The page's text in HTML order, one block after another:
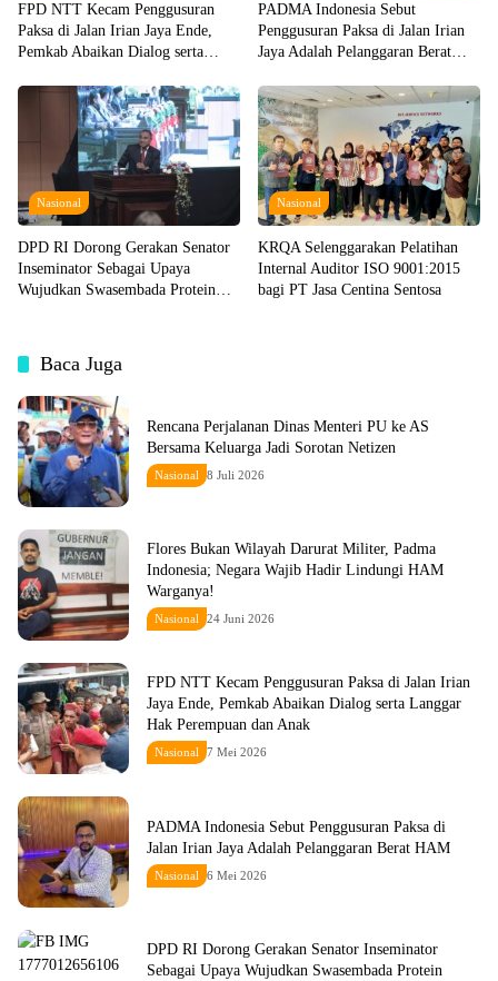
FPD NTT Kecam Penggusuran
Paksa di Jalan Irian Jaya Ende,
Pemkab Abaikan Dialog serta
PADMA Indonesia Sebut
Penggusuran Paksa di Jalan Irian
Jaya Adalah Pelanggaran Berat
Nasional
DPD RI Dorong Gerakan Senator
Inseminator Sebagai Upaya
Wujudkan Swasembada Protein
Nasional
KRQA Selenggarakan Pelatihan
Internal Auditor ISO 9001:2015
bagi PT Jasa Centina Sentosa
Baca Juga
Rencana Perjalanan Dinas Menteri PU ke AS
Bersama Keluarga Jadi Sorotan Netizen
Nasional 8 Juli 2026
Flores Bukan Wilayah Darurat Militer, Padma
Indonesia; Negara Wajib Hadir Lindungi HAM
Warganya!
Nasional 24 Juni 2026
FPD NTT Kecam Penggusuran Paksa di Jalan Irian
Jaya Ende, Pemkab Abaikan Dialog serta Langgar
Hak Perempuan dan Anak
Nasional 7 Mei 2026
PADMA Indonesia Sebut Penggusuran Paksa di
Jalan Irian Jaya Adalah Pelanggaran Berat HAM
Nasional 6 Mei 2026
DPD RI Dorong Gerakan Senator Inseminator
Sebagai Upaya Wujudkan Swasembada Protein